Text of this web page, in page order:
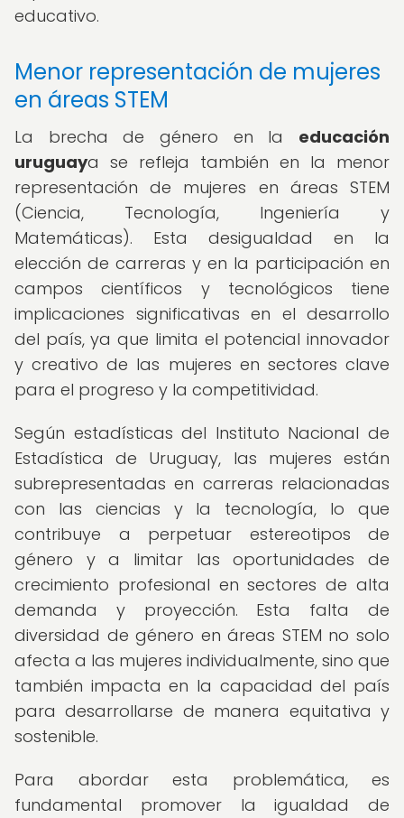
educativo.
Menor representación de mujeres
en áreas STEM
La brecha de género en la educación
uruguaya se refleja también en la menor
representación de mujeres en áreas STEM
(Ciencia, Tecnología, Ingeniería y
Matemáticas). Esta desigualdad en la
elección de carreras y en la participación en
campos científicos y tecnológicos tiene
implicaciones significativas en el desarrollo
del país, ya que limita el potencial innovador
y creativo de las mujeres en sectores clave
para el progreso y la competitividad.
Según estadísticas del Instituto Nacional de
Estadística de Uruguay, las mujeres están
subrepresentadas en carreras relacionadas
con las ciencias y la tecnología, lo que
contribuye a perpetuar estereotipos de
género y a limitar las oportunidades de
crecimiento profesional en sectores de alta
demanda y proyección. Esta falta de
diversidad de género en áreas STEM no solo
afecta a las mujeres individualmente, sino que
también impacta en la capacidad del país
para desarrollarse de manera equitativa y
sostenible.
Para abordar esta problemática, es
fundamental promover la igualdad de